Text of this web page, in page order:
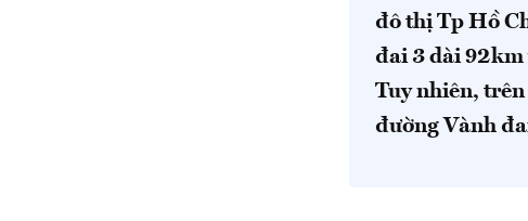
đô thị Tp Hồ
đai 3 dài 92km
Tuy nhiên,
đường Vành